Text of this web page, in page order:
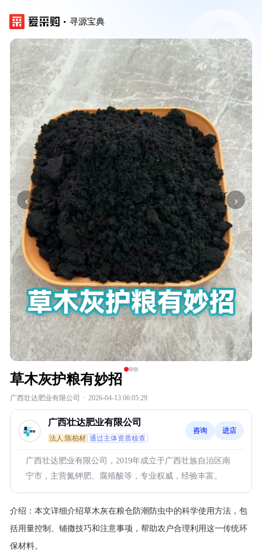
寻源宝典
‹ ›
草木灰护粮有妙招
广西壮达肥业有限公司 · 2026-04-13 06:05:29
广西壮达肥业有限公司
法人:陈柏材 通过主体资质核查
咨询 进店
广西壮达肥业有限公司，2019年成立于广西壮族自治区南
宁市，主营氮钾肥、腐殖酸等，专业权威，经验丰富。
介绍： 本文详细介绍草木灰在粮仓防潮防虫中的科学使用方法，包
括用量控制、铺撒技巧和注意事项，帮助农户合理利用这一传统环
保材料。